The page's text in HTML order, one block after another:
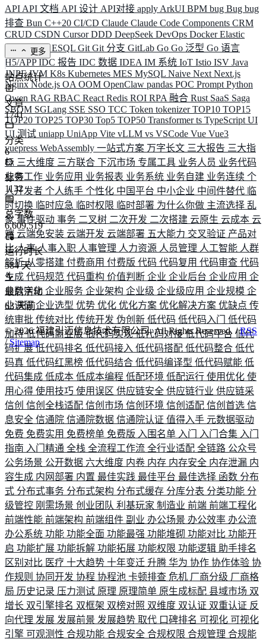
API API 文档 API 设计 API对接 apply ArkUI BPM bug Bug bug
排查 Bun C++20 CI/CD Claude Claude Code Components CRM
CRUD CSDN CursorDDD DeepSeek DevOps DockerElastic
ELK ElysiaESQL Git Git 分支 GitLab Go Go 泛型 Go 语言
H5/APPIDC 报告 IDC 数据 IDEA IM 系统 IoT Istio ISV Java
JNPFJVM K8s Kubernetes MES MySQL Naive Next Next.js
NginxNode.js OA OOM OpenClaw pandas POC Prompt Python
Qwen RAG RBAC React Redis ROI RPA 融合 Rust SaaS Saga
SBOM SGLang SSE SSO TCC Token tokenizerTOP10 TOP15
TOP20 TOP25 TOP30 Top5 TOP50 Transformerts TypeScript UI
UI 测试 uniapp UniApp Vite vLLM vs VSCode Vue Vue3
vuepress WebAssembly 一站式方案 万字长文 三大报告 三大指
标 三大维度 三方联合 下沉市场 专属工具 业务人员 业务代码
业务工作 业务应用 业务报表 业务系统 业务自建 业务连续 个
人开发者 个人练手 个性化 中国平台 中小企业 中间件替代 临
时切换 临时应急 临时权限 临时部署 为什么你做 主流选择 乱
象 事件驱动 事务 二叉树 二次开发 二次搭建 云原生 云成本 云
端 云端免安装 云端开发 云端部署 五大能力 交叉验证 产品对
比人事人事入职 人事管理 人力资源 人员管理 人工智能 人群
解析从零搭建 付费商用 付费版 代码 代码复用 代码审查 代码
生成 代码规范 代码重构 价值判断 企业 企业后台 企业应用 企
业数字化 企业服务 企业架构 企业级 企业级应用 企业规模 企
业调研企业选型 优势 优化 优化方案 优化解决方案 优缺点 传
统审批 传统对比 传统开发 伪创新 低代码 低代码入门 低代码
加持低代码商业版低代码实现低代码对接低代码平台 低代
码扩展低代码排名 低代码接入 低代码搭配 低代码整合 低代
码真 低代码红黑榜 低代码结合 低代码编译型 低代码赋能 低
代码集成 低成本 低成本编程 低配环境 低配运行 使用优化 使
用心得 使用技巧 使用误区 供应链安全 供应链行业 供应链采
信创 信创全栈适配 信创市场 信创环境 信创适配 信创首选 信
息安全 信通院 信通院数据 信通院认证 值得入手 元数据驱动
免费 免费实用 免费榜单 免费版 入围名单 入门 入门合集 入门
指南 入门精通 全栈 全流程工作流 全行业适配 全链路 公众号
公务场景 公开数据 六大维度 内卷 内存 内存安全 内存泄漏 内
容生成 内网部署 内置 最佳实践 最佳平台 最佳选择 函数 分布
式 分布式事务 分布式架构 分布式缓存 分库分表 分类功能 分
级管控 刚需场景 创业团队 利基玩家 制造业 前端 前端工程化
前端性能 前端架构 前端组件 副业 办公场景 办公效率 办公流
办公系统 功能 功能全面 功能最强 功能堆砌 功能对比 功能开
启 功能扩展 功能拆解 功能拓展 功能权限 功能逻辑 助手排名
区别对比 医疗 十大趋势 十年变迁 升腾 华为 协作 协作体验 协
作规则 协同开发 协程 协程池 卡顿排查 危机 厂商分级 厂商格
局 历史记录 压力测试 原理 原理简单 原生成标配 县域市场 双
增长 双引擎排名 双框架 双榜对照 双维度 双认证 双重认证 反
向代理 发展 发展前景 发展趋势 取代 口碑排名 可视化 可视化
引擎 可观测性 合规功能 合规安全 合规权限 合规管理 合规能
更多
站点统计
文章
1741
分类
6
标签
1132
总字数
6,609,519
运行时长
584 天
最后活动
63 天前
©2026福建引迈信息技术有限公司. All Rights Reserved. /RSS
/Sitemap